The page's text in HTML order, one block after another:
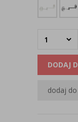
DODAJ
dodaj